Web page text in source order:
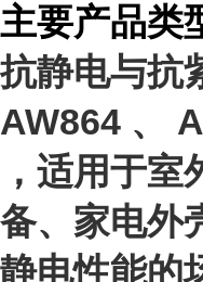
主要产品类
抗静电与抗
AW864 、
，适用于
备、家电外
静电性能的